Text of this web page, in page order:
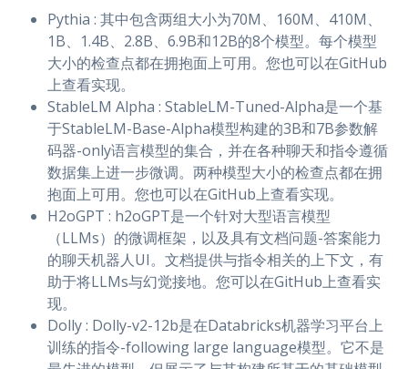
Pythia : 其中包含两组大小为70M、160M、410M、
1B、1.4B、2.8B、6.9B和12B的8个模型。每个模型
大小的检查点都在拥抱面上可用。您也可以在GitHub
上查看实现。
StableLM Alpha : StableLM-Tuned-Alpha是一个基
于StableLM-Base-Alpha模型构建的3B和7B参数解
码器-only语言模型的集合，并在各种聊天和指令遵循
数据集上进一步微调。两种模型大小的检查点都在拥
抱面上可用。您也可以在GitHub上查看实现。
H2oGPT : h2oGPT是一个针对大型语言模型
（LLMs）的微调框架，以及具有文档问题-答案能力
的聊天机器人UI。文档提供与指令相关的上下文，有
助于将LLMs与幻觉接地。您可以在GitHub上查看实
现。
Dolly : Dolly-v2-12b是在Databricks机器学习平台上
训练的指令-following large language模型。它不是